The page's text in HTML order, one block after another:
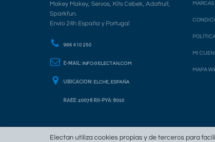
Makey Makey, Servos, Kits Cebek, Adafruit,
Sparkfun.
Envio 24h España y Portugal
966 410 250
E-MAIL: INFO@ELECTAN.COM
UBICACION: ELCHE, ESPAÑA
RAEE: 20078 RII-PYA: 8010
MI
MAPA
Electan utiliza cookies propias y de terceros para